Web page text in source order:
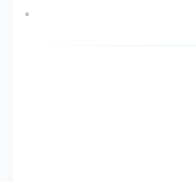
。